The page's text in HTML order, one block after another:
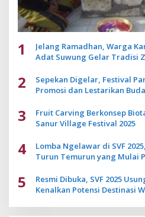
1
Jelang Ramadhan, Warga
Adat Suwung Gelar Tradisi
2
Sepekan Digelar, Festival
Promosi dan Lestarikan
3
Fruit Carving Berkonsep
Sanur Village Festival 2025
4
Lomba Ngelawar di SVF
Turun Temurun yang Mulai
5
Resmi Dibuka, SVF 2025
Kenalkan Potensi Destinasi